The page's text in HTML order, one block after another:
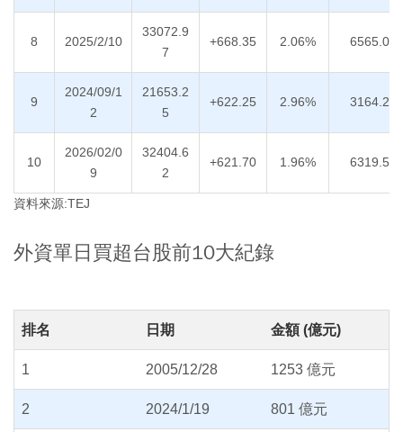
8 2025/2/10
33072.9
7
+668.35 2.06% 6565.05
9
2024/09/1
2
21653.2
5
+622.25 2.96% 3164.29
10
2026/02/0
9
32404.6
2
+621.70 1.96% 6319.52
資料來源:TEJ
外資單日買超台股前10大紀錄
排名 日期 金額 (億元)
1 2005/12/28 1253 億元
2 2024/1/19 801 億元